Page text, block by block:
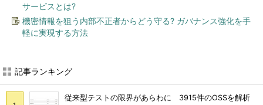
サービスとは?
機密情報を狙う内部不正者からどう守る? ガバナンス強化を手
軽に実現する方法
記事ランキング
従来型テストの限界があらわに 3915件のOSSを解析